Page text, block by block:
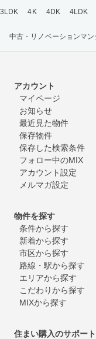
3LDK
4K 4DK 4LDK
中古・リノベーションマ
アカウント
マイページ
お知らせ
最近見た物件
保存物件
保存した検索条件
フォロー中のMIX
アカウント設定
メルマガ設定
物件を探す
条件から探す
新着から探す
市区から探す
路線・駅から探す
エリアから探す
こだわりから探す
MIXから探す
住まい購入のサポート